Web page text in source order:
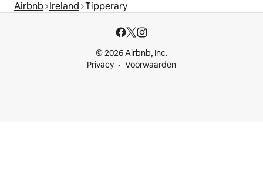
Airbnb Ireland Tipperary
© 2026 Airbnb, Inc.
Privacy
Voorwaarden